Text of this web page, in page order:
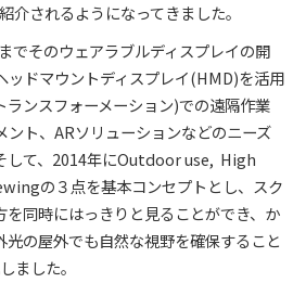
介されるようになってきました。
でそのウェアラブルディスプレイの開
ッドマウントディスプレイ(HMD)を活用
ランスフォーメーション)での遠隔作業
ント、ARソリューションなどのニーズ
して、2014年にOutdoor use, High
の３点を基本コンセプトとし、スク
を同時にはっきりと見ることができ、か
光の屋外でも自然な視野を確保すること
ました。